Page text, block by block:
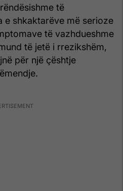
të
e shkaktarëve më serioze
të vazhdueshme
të jetë i rrezikshëm,
për një çështje